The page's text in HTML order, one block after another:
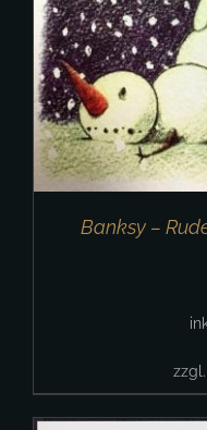
Banksy –
zzgl.